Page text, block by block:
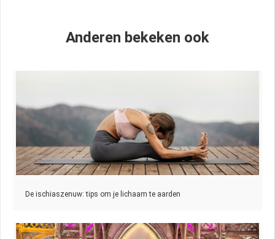
Anderen bekeken ook
De ischiaszenuw: tips om je lichaam te aarden